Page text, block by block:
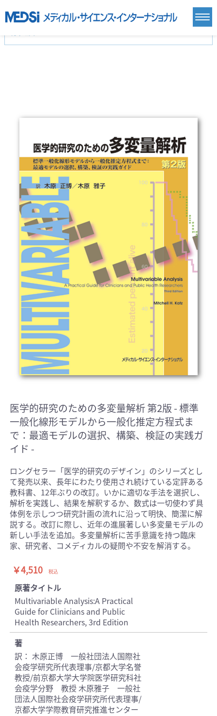
基礎医学(93)
基礎医学関連科学(80)
自然科学(25)
保健・体育(1)
衛生・公衆衛生学(14)
医学一般(91) マルチメディア(0)
医学的研究のための多変量解析 第2版 - 標準
一般化線形モデルから一般化推定方程式ま
で：最適モデルの選択、構築、検証の実践ガ
イド -
ロングセラー「医学的研究のデザイン」のシリーズとし
て発売以来、長年にわたり使用され続けている定評ある
教科書、12年ぶりの改訂。いかに適切な手法を選択し、
解析を実践し、結果を解釈するか、数式は一切使わず具
体例を示しつつ研究計画の流れに沿って明快、簡潔に解
説する。改訂に際し、近年の進展著しい多変量モデルの
新しい手法を追加。多変量解析に苦手意識を持つ臨床
家、研究者、コメディカルの疑問や不安を解消する。
￥4,510 税込
原著タイトル
Multivariable Analysis:A Practical
Guide for Clinicians and Public
Health Researchers, 3rd Edition
著
訳： 木原正博 一般社団法人国際社
会疫学研究所代表理事/京都大学名誉
教授/前京都大学大学院医学研究科社
会疫学分野 教授 木原雅子 一般社
団法人国際社会疫学研究所代表理事/
京都大学学際教育研究推進センター